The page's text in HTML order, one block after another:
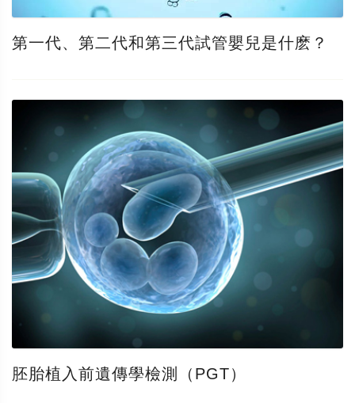
第一代、第二代和第三代試管嬰兒是什麽？
胚胎植入前遺傳學檢測（PGT）